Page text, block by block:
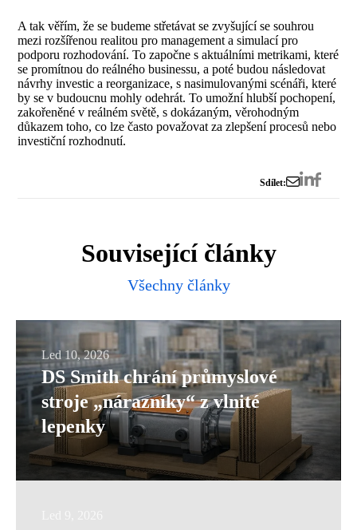
A tak věřím, že se budeme střetávat se zvyšující se souhrou
mezi rozšířenou realitou pro management a simulací pro
podporu rozhodování. To započne s aktuálními metrikami, které
se promítnou do reálného businessu, a poté budou následovat
návrhy investic a reorganizace, s nasimulovanými scénáři, které
by se v budoucnu mohly odehrát. To umožní hlubší pochopení,
zakořeněné v reálném světě, s dokázaným, věrohodným
důkazem toho, co lze často považovat za zlepšení procesů nebo
investiční rozhodnutí.
Sdílet:
Související články
Všechny články
Led 10, 2026
DS
Smith
chrání
průmyslové
stroje
„nárazníky“
DS Smith chrání průmyslové
stroje „nárazníky“ z vlnité
lepenky